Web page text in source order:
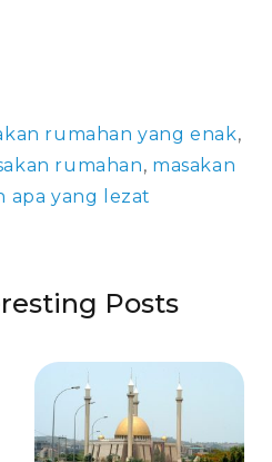
rumahan yang enak,
rumahan, masakan
apa yang lezat
Posts